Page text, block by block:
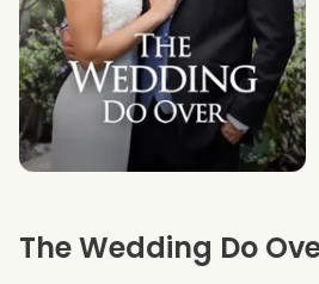
The Wedding Do